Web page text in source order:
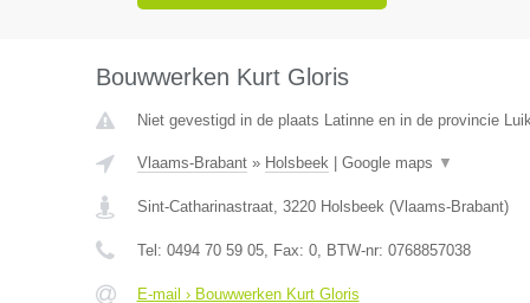
Bouwwerken Kurt Gloris
Niet gevestigd in de plaats Latinne en in de provincie
Vlaams-Brabant» Holsbeek| Google maps ▼
Sint-Catharinastraat, 3220 Holsbeek(Vlaams-Brabant)
Tel: 0494 70 59 05, Fax: 0, BTW-nr: 0768857038
E-mail › Bouwwerken Kurt Gloris